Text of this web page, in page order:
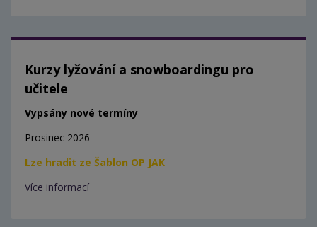
Kurzy lyžování a snowboardingu pro
učitele
Vypsány nové termíny
Prosinec 2026
Lze hradit ze Šablon OP JAK
Více informací